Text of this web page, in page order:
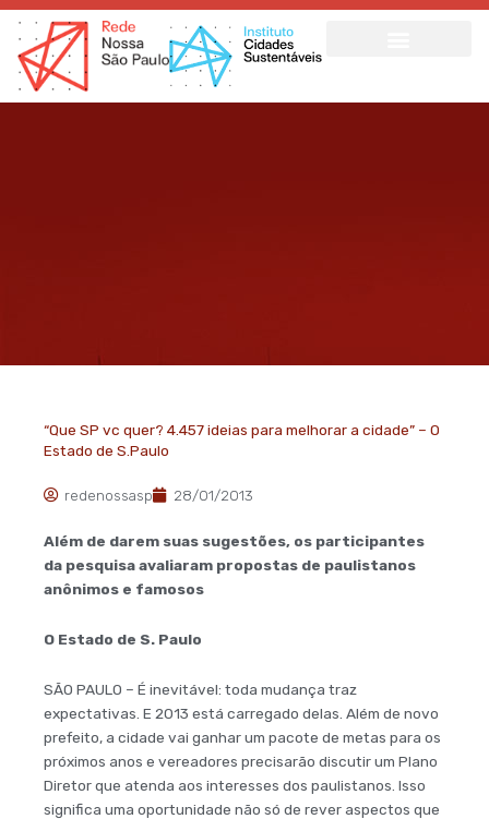
Ir
para
conteúdo
“Que SP vc quer? 4.457 ideias para melhorar a cidade” – O
Estado de S.Paulo
redenossasp 28/01/2013
Além de darem suas sugestões, os participantes
da pesquisa avaliaram propostas de paulistanos
anônimos e famosos
O Estado de S. Paulo
SÃO PAULO – É inevitável: toda mudança traz
expectativas. E 2013 está carregado delas. Além de novo
prefeito, a cidade vai ganhar um pacote de metas para os
próximos anos e vereadores precisarão discutir um Plano
Diretor que atenda aos interesses dos paulistanos. Isso
significa uma oportunidade não só de rever aspectos que